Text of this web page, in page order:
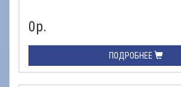
0р.
ПОДРОБНЕЕ